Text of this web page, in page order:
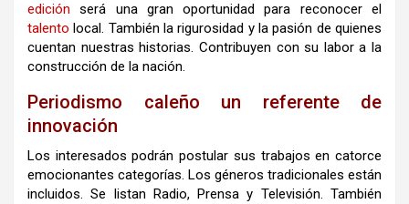
edición será una gran oportunidad para reconocer el
talento local. También la rigurosidad y la pasión de quienes
cuentan nuestras historias. Contribuyen con su labor a la
construcción de la nación.
Periodismo caleño un referente de
innovación
Los interesados podrán postular sus trabajos en catorce
emocionantes categorías. Los géneros tradicionales están
incluidos. Se listan Radio, Prensa y Televisión. También